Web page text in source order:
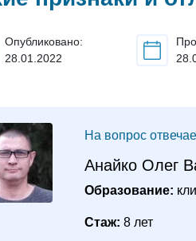
Опубликовано:
28.01.2022
На вопрос
Анайко Олег
Образование:
Стаж: 8 лет